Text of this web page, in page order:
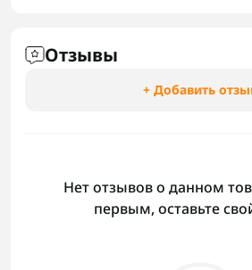
Отзывы
+ Добавить
Нет отзывов о данном
первым, оставьте